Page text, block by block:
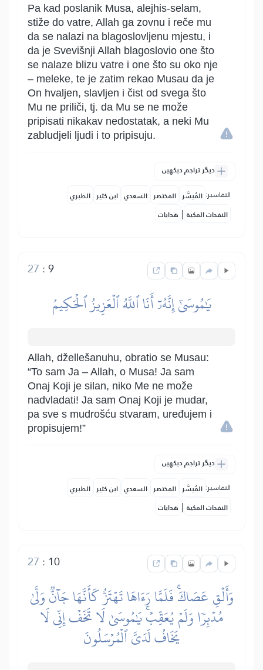
Pa kad poslanik Musa, alejhis-selam,
stiže do vatre, Allah ga zovnu i reče mu
da se nalazi na blagoslovljenu mjestu, i
da je Svevišnji Allah blagoslovio one što
se nalaze blizu vatre i one što su oko nje
– meleke, te je zatim rekao Musau da je
On hvaljen, slavljen i čist od svega što
Mu ne priliči, tj. da Mu se ne može
pripisati nikakav nedostatak, a neki Mu
zabludjeli ljudi i to pripisuju.
دیگر تراجم دیکھیں
التفاسير: المُيسَّر المختصر السعدي ابن كثير الطبري
النفحات المكية | هدايات
9
:
27
يَٰمُوسَىٰٓ إِنَّهُۥٓ أَنَا ٱللَّهُ ٱلۡعَزِيزُ ٱلۡحَكِيمُ
Allah, džellešanuhu, obratio se Musau:
“To sam Ja – Allah, o Musa! Ja sam
Onaj Koji je silan, niko Me ne može
nadvladati! Ja sam Onaj Koji je mudar,
pa sve s mudrošću stvaram, uređujem i
propisujem!”
دیگر تراجم دیکھیں
التفاسير: المُيسَّر المختصر السعدي ابن كثير الطبري
النفحات المكية | هدايات
10
:
27
وَأَلۡقِ عَصَاكَۚ فَلَمَّا رَءَاهَا تَهۡتَزُّ كَأَنَّهَا جَآنّٞ وَلَّىٰ
مُدۡبِرٗا وَلَمۡ يُعَقِّبۡۚ يَٰمُوسَىٰ لَا تَخَفۡ إِنِّي لَا
يَخَافُ لَدَيَّ ٱلۡمُرۡسَلُونَ